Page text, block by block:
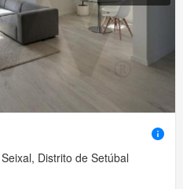
Distrito de Setúbal